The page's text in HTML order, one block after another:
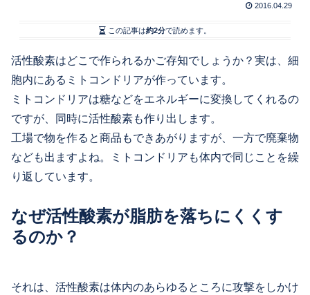
2016.04.29
この記事は約2分で読めます。
活性酸素はどこで作られるかご存知でしょうか？実は、細
胞内にあるミトコンドリアが作っています。
ミトコンドリアは糖などをエネルギーに変換してくれるの
ですが、同時に活性酸素も作り出します。
工場で物を作ると商品もできあがりますが、一方で廃棄物
なども出ますよね。ミトコンドリアも体内で同じことを繰
り返しています。
なぜ活性酸素が脂肪を落ちにくくす
るのか？
それは、活性酸素は体内のあらゆるところに攻撃をしかけ